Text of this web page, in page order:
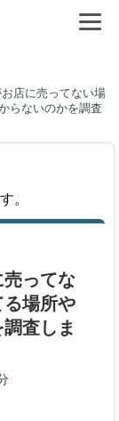
店に売ってない場
らないのかを調査
。
ってな
場所や
査しま